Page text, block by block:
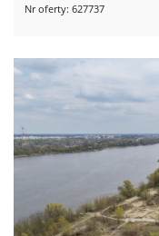
Nr oferty: 627737